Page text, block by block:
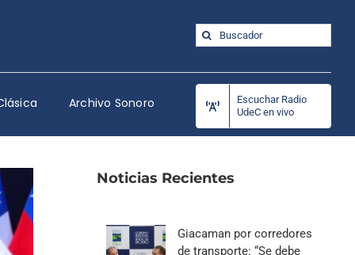
Buscar:
Archivo Sonoro
Escuchar Radio
UdeC en vivo
Noticias Recientes
Giacaman por corredores
de transporte: “Se debe